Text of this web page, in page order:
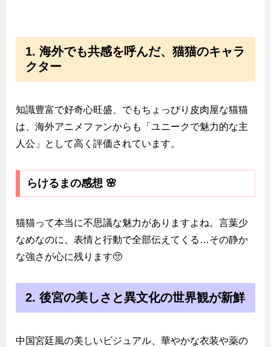
1. 海外でも共感を呼んだ、猫猫のキャラ
クター
知識豊富で好奇心旺盛、でもちょっぴり皮肉屋な猫猫
は、海外アニメファンからも「ユニークで魅力的な主
人公」として高く評価されています。
らけるまの感想 🌸
猫猫って本当に不思議な魅力がありますよね。言葉少
なめなのに、表情と行動で全部伝えてくる…その静か
な強さが心に残ります🥺
2. 後宮の美しさと異文化の世界観が新鮮
中国宮廷風の美しいビジュアル、華やかな衣装や薬の